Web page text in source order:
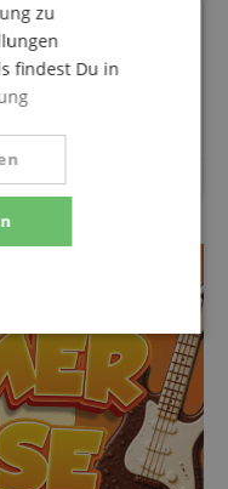
Fragen gestellt.
zu
findest Du in
Funktional